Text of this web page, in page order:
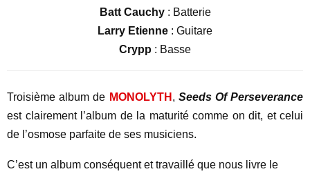
Batt Cauchy : Batterie
Larry Etienne : Guitare
Crypp : Basse
Troisième album de MONOLYTH , Seeds Of Perseverance
est clairement l’album de la maturité comme on dit, et celui
de l’osmose parfaite de ses musiciens.
C’est un album conséquent et travaillé que nous livre le